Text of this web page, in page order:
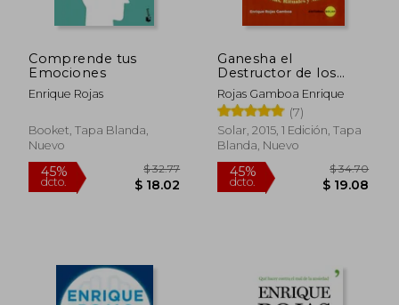
45% 45%
dcto.
Comprende tus
Emociones
Enrique Rojas
Booket, Tapa Blanda,
Nuevo
Ganesha el
Destructor de los
Obstaculos
Rojas Gamboa Enrique
(7)
Solar, 2015, 1 Edición, Tapa
Blanda, Nuevo